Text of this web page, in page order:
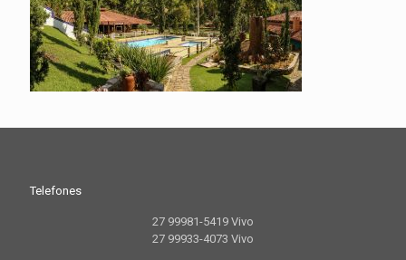
Telefones
27 99981-5419 Vivo
27 99933-4073 Vivo